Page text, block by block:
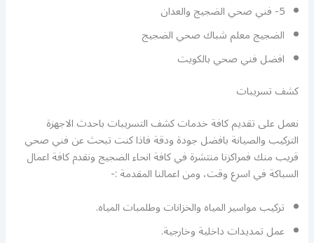
5- فني صحي الضجيج والعدان
الضجيج معلم شباك صحي الضجيج
افضل فني صحي بالكويت
كشف تسريبات
نعمل على تقديم كافة خدمات كشف التسريبات باحدث الاجهزة
التركيب والصيانة بافضل جودة ودقة فاذا كنت تبحث عن فني صحي
قريب منك فمراكزنا منتشرة في كافة انحاء الضجيج ونقدم كافة اعمال
السباكة في اسرع وقت، ومن اعمالنا المقدمة :-
تركيب مواسير المياه والخزانات وطلمبات المياه.
عمل تمديدات داخلية وخارجية.